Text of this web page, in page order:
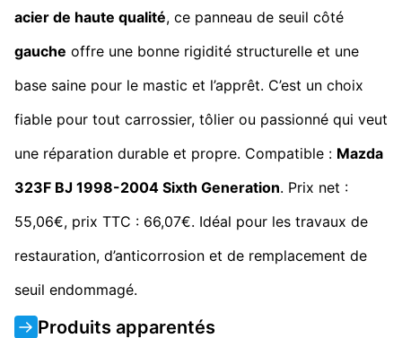
acier de haute qualité, ce panneau de seuil côté
gauche offre une bonne rigidité structurelle et une
base saine pour le mastic et l’apprêt. C’est un choix
fiable pour tout carrossier, tôlier ou passionné qui veut
une réparation durable et propre. Compatible : Mazda
323F BJ 1998-2004 Sixth Generation. Prix net :
55,06€, prix TTC : 66,07€. Idéal pour les travaux de
restauration, d’anticorrosion et de remplacement de
seuil endommagé.
Produits apparentés